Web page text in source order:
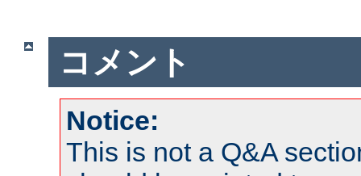
コメント
Notice:
This is not a Q&A